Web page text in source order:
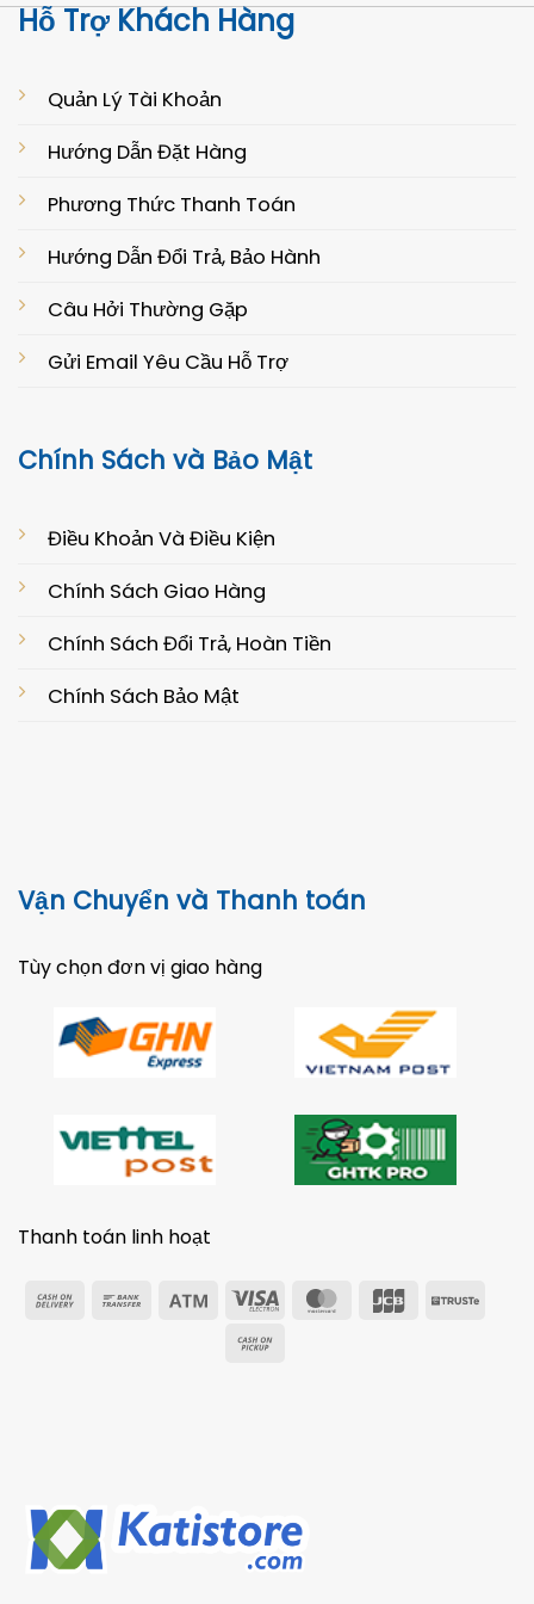
Hỗ Trợ Khách Hàng
Quản Lý Tài Khoản
Hướng Dẫn Đặt Hàng
Phương Thức Thanh Toán
Hướng Dẫn Đổi Trả, Bảo Hành
Câu Hởi Thường Gặp
Gửi Email Yêu Cầu Hỗ Trợ
Chính Sách và Bảo Mật
Điều Khoản Và Điều Kiện
Chính Sách Giao Hàng
Chính Sách Đổi Trả, Hoàn Tiền
Chính Sách Bảo Mật
Vận Chuyển và Thanh toán
Tùy chọn đơn vị giao hàng
Thanh toán linh hoạt
Cash
Bank
Atm
Visa
MasterCard
JCB